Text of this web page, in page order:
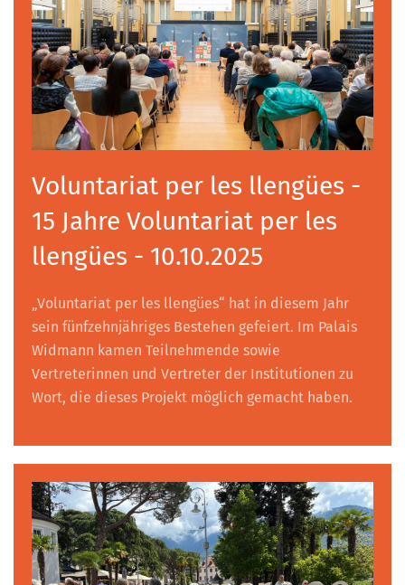
Voluntariat per les llengües -
15 Jahre Voluntariat per les
llengües - 10.10.2025
„Voluntariat per les llengües“ hat in diesem Jahr
sein fünfzehnjähriges Bestehen gefeiert. Im Palais
Widmann kamen Teilnehmende sowie
Vertreterinnen und Vertreter der Institutionen zu
Wort, die dieses Projekt möglich gemacht haben.